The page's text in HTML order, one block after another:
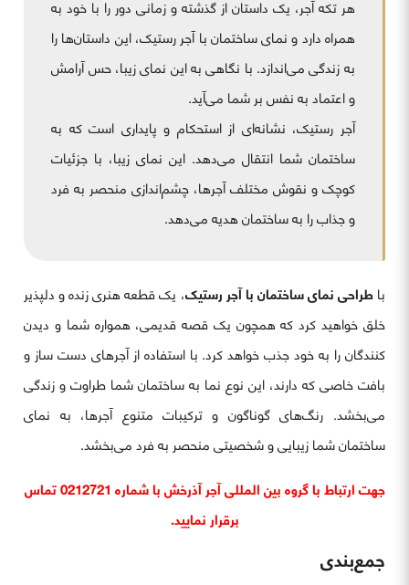
هر تکه آجر، یک داستان از گذشته و زمانی دور را با خود به
همراه دارد و نمای ساختمان با آجر رستیک، این داستان‌ها را
به زندگی می‌اندازد. با نگاهی به این نمای زیبا، حس آرامش
و اعتماد به نفس بر شما می‌آید.
آجر رستیک، نشانه‌ای از استحکام و پایداری است که به
ساختمان شما انتقال می‌دهد. این نمای زیبا، با جزئیات
کوچک و نقوش مختلف آجرها، چشم‌اندازی منحصر به فرد
و جذاب را به ساختمان هدیه می‌دهد.
باطراحی نمای ساختمان با آجر رستیک، یک قطعه هنری زنده و دلپذیر
خلق خواهید کرد که همچون یک قصه قدیمی، همواره شما و دیدن
کنندگان را به خود جذب خواهد کرد. با استفاده از آجرهای دست ساز و
بافت خاصی که دارند، این نوع نما به ساختمان شما طراوت و زندگی
می‌بخشد. رنگ‌های گوناگون و ترکیبات متنوع آجرها، به نمای
ساختمان شما زیبایی و شخصیتی منحصر به فرد می‌بخشد.
جهت ارتباط با گروه بین المللی آجر آذرخش با شماره 0212721 تماس
برقرار نمایید.
جمع‌بندی